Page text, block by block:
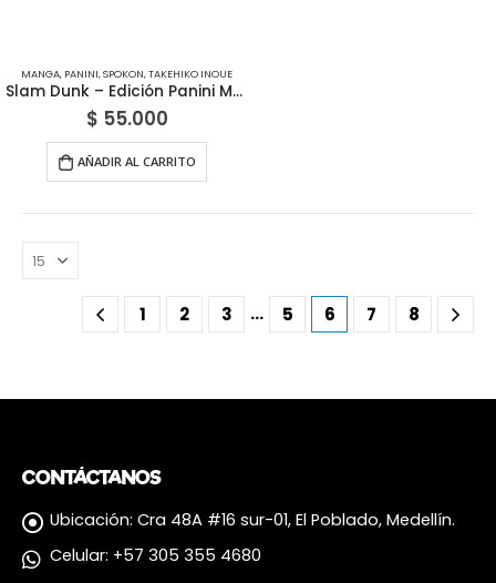
MANGA, PANINI,SPOKON,TAKEHIKO INOUE
Slam Dunk – Edición Panini México
$ 55.000
AÑADIR AL CARRITO
1 2 3 … 5 6 7 8
CONTÁCTANOS
Ubicación: Cra 48A #16 sur-01, El Poblado, Medellín.
Celular: +57 305 355 4680